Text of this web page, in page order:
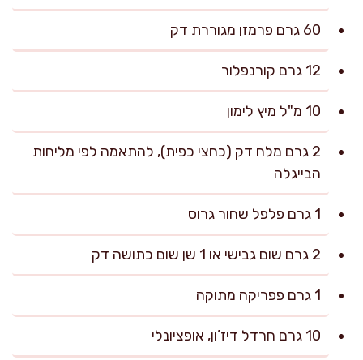
60 גרם פרמזן מגוררת דק
12 גרם קורנפלור
10 מ"ל מיץ לימון
2 גרם מלח דק (כחצי כפית), להתאמה לפי מליחות
הבייגלה
1 גרם פלפל שחור גרוס
2 גרם שום גבישי או 1 שן שום כתושה דק
1 גרם פפריקה מתוקה
10 גרם חרדל דיז’ון, אופציונלי